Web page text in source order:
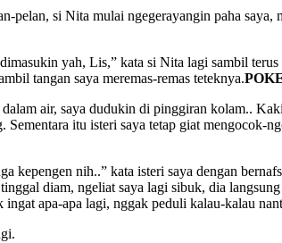
pelan, si Nita mulai ngegerayangin paha
yah, Lis,” kata si Nita lagi sambil
tangan saya meremas-remas teteknya.
air, saya dudukin di pinggiran kolam..
Sementara itu isteri saya tetap giat
kepengen nih..” kata isteri saya dengan
diam, ngeliat saya lagi sibuk, dia
apa-apa lagi, nggak peduli kalau-kalau